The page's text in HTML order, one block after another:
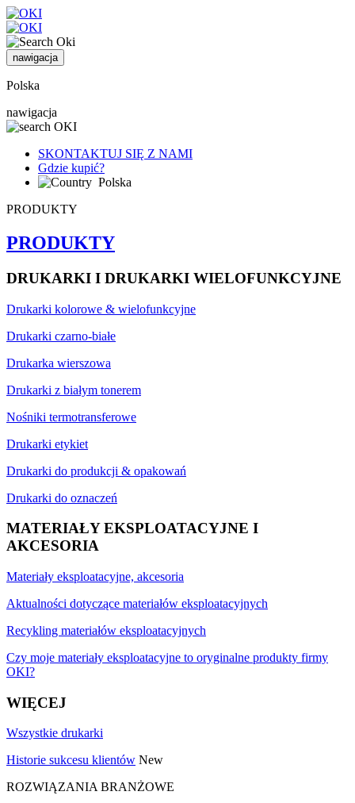
nawigacja
Polska
nawigacja
SKONTAKTUJ SIĘ Z NAMI
Gdzie kupić?
Polska
PRODUKTY
PRODUKTY
DRUKARKI I DRUKARKI WIELOFUNKCYJNE
Drukarki kolorowe & wielofunkcyjne
Drukarki czarno-białe
Drukarka wierszowa
Drukarki z białym tonerem
Nośniki termotransferowe
Drukarki etykiet
Drukarki do produkcji & opakowań
Drukarki do oznaczeń
MATERIAŁY EKSPLOATACYJNE I
AKCESORIA
Materiały eksploatacyjne, akcesoria
Aktualności dotyczące materiałów eksploatacyjnych
Recykling materiałów eksploatacyjnych
Czy moje materiały eksploatacyjne to oryginalne produkty firmy
OKI?
WIĘCEJ
Wszystkie drukarki
Historie sukcesu klientów New
ROZWIĄZANIA BRANŻOWE